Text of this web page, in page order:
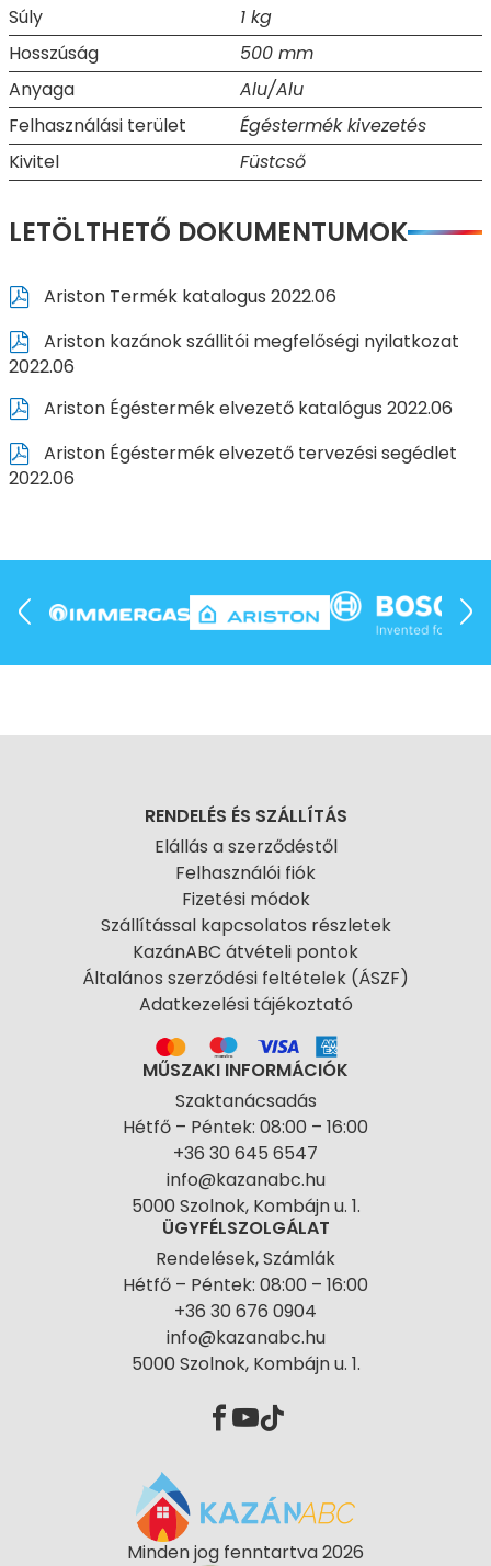
Súly
1 kg
Hosszúság
500 mm
Anyaga
Alu/Alu
Felhasználási terület
Égéstermék kivezetés
Kivitel
Füstcső
LETÖLTHETŐ DOKUMENTUMOK
Ariston Termék katalogus 2022.06
Ariston kazánok szállitói megfelőségi nyilatkozat
2022.06
Ariston Égéstermék elvezető katalógus 2022.06
Ariston Égéstermék elvezető tervezési segédlet
2022.06
RENDELÉS ÉS SZÁLLÍTÁS
Elállás a szerződéstől
Felhasználói fiók
Fizetési módok
Szállítással kapcsolatos részletek
KazánABC átvételi pontok
Általános szerződési feltételek (ÁSZF)
Adatkezelési tájékoztató
MŰSZAKI INFORMÁCIÓK
Szaktanácsadás
Hétfő – Péntek: 08:00 – 16:00
+36 30 645 6547
info@kazanabc.hu
5000 Szolnok, Kombájn u. 1.
ÜGYFÉLSZOLGÁLAT
Rendelések, Számlák
Hétfő – Péntek: 08:00 – 16:00
+36 30 676 0904
info@kazanabc.hu
5000 Szolnok, Kombájn u. 1.
Minden jog fenntartva 2026